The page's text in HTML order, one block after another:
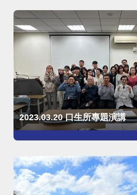
2023.03.20 口生所專題演講